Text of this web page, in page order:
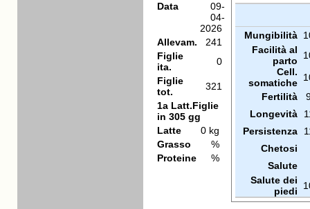
Data
09-
04-
2026
Allevam.
241
Figlie
ita.
0
Figlie
tot.
321
1a Latt.Figlie
in 305 gg
Latte
0 kg
Grasso
%
Proteine
%
Mungibilità
Facilità al
parto
Cell.
somatiche
Fertilità
Longevità
Persistenza
Chetosi
Salute
Salute dei
piedi